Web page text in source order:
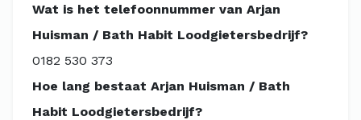
Wat is het telefoonnummer van Arjan
Huisman / Bath Habit Loodgietersbedrijf?
0182 530 373
Hoe lang bestaat Arjan Huisman / Bath
Habit Loodgietersbedrijf?